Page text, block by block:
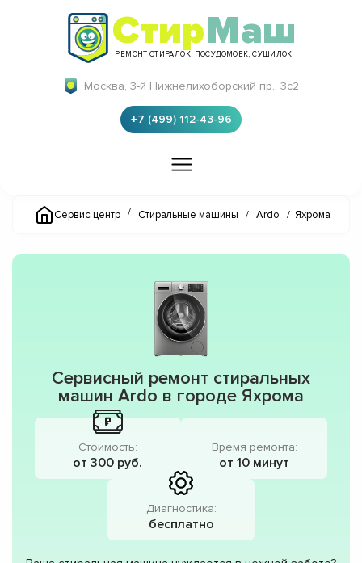
СтирМаш
РЕМОНТ СТИРАЛОК, ПОСУДОМОЕК, СУШИЛОК
Москва, 3-й Нижнелихоборский пр., 3с2
+7 (499) 112-43-96
Сервис центр / Стиральные машины / Ardo / Яхрома
Сервисный ремонт стиральных
машин Ardo в городе Яхрома
Стоимость:
от 300 руб.
Время ремонта:
от 10 минут
Диагностика:
бесплатно